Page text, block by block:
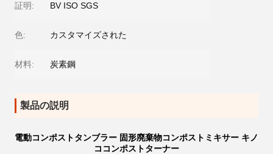
証明: BV ISO SGS
色: カスタマイズされた
材料: 炭素鋼
製品の説明
電動コンポストタンブラー 固形廃棄物コンポストミキサー キノ
ココンポストターナー